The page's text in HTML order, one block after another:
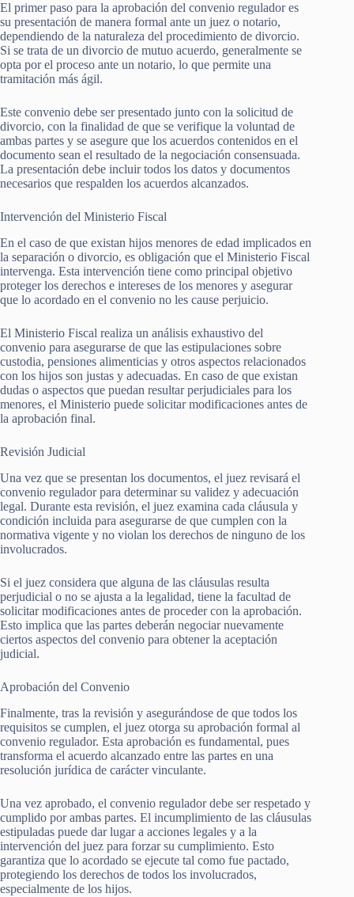
El primer paso para la aprobación del convenio regulador es
su presentación de manera formal ante un juez o notario,
dependiendo de la naturaleza del procedimiento de divorcio.
Si se trata de un divorcio de mutuo acuerdo, generalmente se
opta por el proceso ante un notario, lo que permite una
tramitación más ágil.
Este convenio debe ser presentado junto con la solicitud de
divorcio, con la finalidad de que se verifique la voluntad de
ambas partes y se asegure que los acuerdos contenidos en el
documento sean el resultado de la negociación consensuada.
La presentación debe incluir todos los datos y documentos
necesarios que respalden los acuerdos alcanzados.
Intervención del Ministerio Fiscal
En el caso de que existan hijos menores de edad implicados en
la separación o divorcio, es obligación que el Ministerio Fiscal
intervenga. Esta intervención tiene como principal objetivo
proteger los derechos e intereses de los menores y asegurar
que lo acordado en el convenio no les cause perjuicio.
El Ministerio Fiscal realiza un análisis exhaustivo del
convenio para asegurarse de que las estipulaciones sobre
custodia, pensiones alimenticias y otros aspectos relacionados
con los hijos son justas y adecuadas. En caso de que existan
dudas o aspectos que puedan resultar perjudiciales para los
menores, el Ministerio puede solicitar modificaciones antes de
la aprobación final.
Revisión Judicial
Una vez que se presentan los documentos, el juez revisará el
convenio regulador para determinar su validez y adecuación
legal. Durante esta revisión, el juez examina cada cláusula y
condición incluida para asegurarse de que cumplen con la
normativa vigente y no violan los derechos de ninguno de los
involucrados.
Si el juez considera que alguna de las cláusulas resulta
perjudicial o no se ajusta a la legalidad, tiene la facultad de
solicitar modificaciones antes de proceder con la aprobación.
Esto implica que las partes deberán negociar nuevamente
ciertos aspectos del convenio para obtener la aceptación
judicial.
Aprobación del Convenio
Finalmente, tras la revisión y asegurándose de que todos los
requisitos se cumplen, el juez otorga su aprobación formal al
convenio regulador. Esta aprobación es fundamental, pues
transforma el acuerdo alcanzado entre las partes en una
resolución jurídica de carácter vinculante.
Una vez aprobado, el convenio regulador debe ser respetado y
cumplido por ambas partes. El incumplimiento de las cláusulas
estipuladas puede dar lugar a acciones legales y a la
intervención del juez para forzar su cumplimiento. Esto
garantiza que lo acordado se ejecute tal como fue pactado,
protegiendo los derechos de todos los involucrados,
especialmente de los hijos.